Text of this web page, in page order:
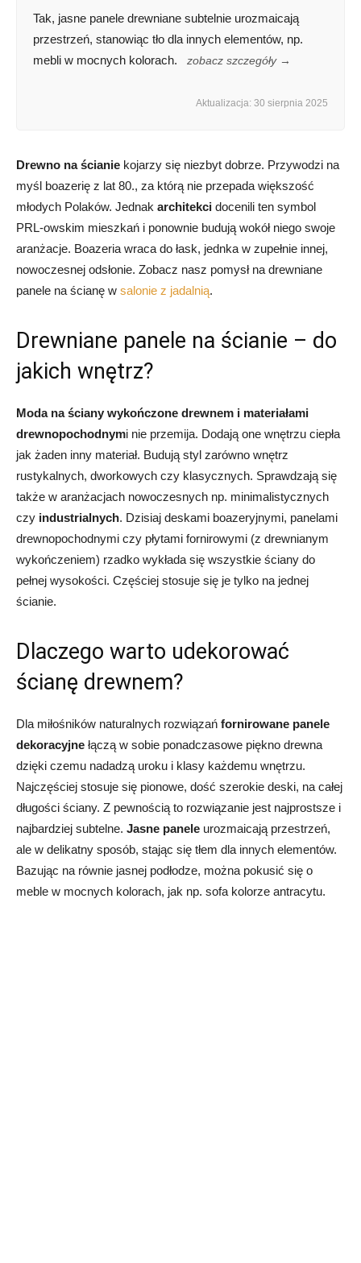
Tak, jasne panele drewniane subtelnie urozmaicają
przestrzeń, stanowiąc tło dla innych elementów, np.
mebli w mocnych kolorach.
zobacz szczegóły →
Aktualizacja: 30 sierpnia 2025
Drewno na ścianie kojarzy się niezbyt dobrze. Przywodzi na
myśl boazerię z lat 80., za którą nie przepada większość
młodych Polaków. Jednak architekci docenili ten symbol
PRL-owskim mieszkań i ponownie budują wokół niego swoje
aranżacje. Boazeria wraca do łask, jednka w zupełnie innej,
nowoczesnej odsłonie. Zobacz nasz pomysł na drewniane
panele na ścianę w salonie z jadalnią.
Drewniane panele na ścianie – do
jakich wnętrz?
Moda na ściany wykończone drewnem i materiałami
drewnopochodnymi nie przemija. Dodają one wnętrzu ciepła
jak żaden inny materiał. Budują styl zarówno wnętrz
rustykalnych, dworkowych czy klasycznych. Sprawdzają się
także w aranżacjach nowoczesnych np. minimalistycznych
czy industrialnych. Dzisiaj deskami boazeryjnymi, panelami
drewnopochodnymi czy płytami fornirowymi (z drewnianym
wykończeniem) rzadko wykłada się wszystkie ściany do
pełnej wysokości. Częściej stosuje się je tylko na jednej
ścianie.
Dlaczego warto udekorować
ścianę drewnem?
Dla miłośników naturalnych rozwiązań fornirowane panele
dekoracyjne łączą w sobie ponadczasowe piękno drewna
dzięki czemu nadadzą uroku i klasy każdemu wnętrzu.
Najczęściej stosuje się pionowe, dość szerokie deski, na całej
długości ściany. Z pewnością to rozwiązanie jest najprostsze i
najbardziej subtelne. Jasne panele urozmaicają przestrzeń,
ale w delikatny sposób, stając się tłem dla innych elementów.
Bazując na równie jasnej podłodze, można pokusić się o
meble w mocnych kolorach, jak np. sofa kolorze antracytu.